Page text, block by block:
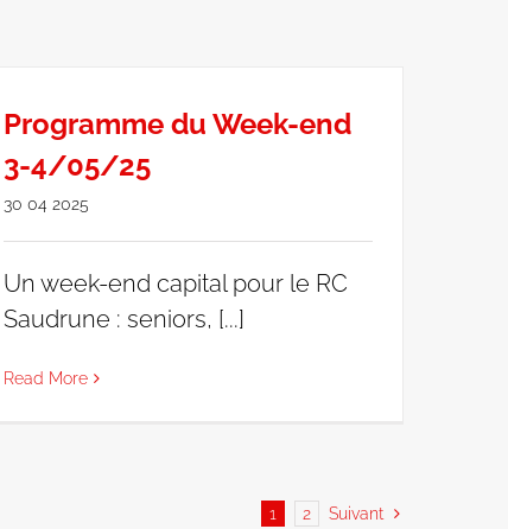
Programme du Week-end
3-4/05/25
30 04 2025
Un week-end capital pour le RC
Saudrune : seniors, [...]
Read More
1 2 Suivant